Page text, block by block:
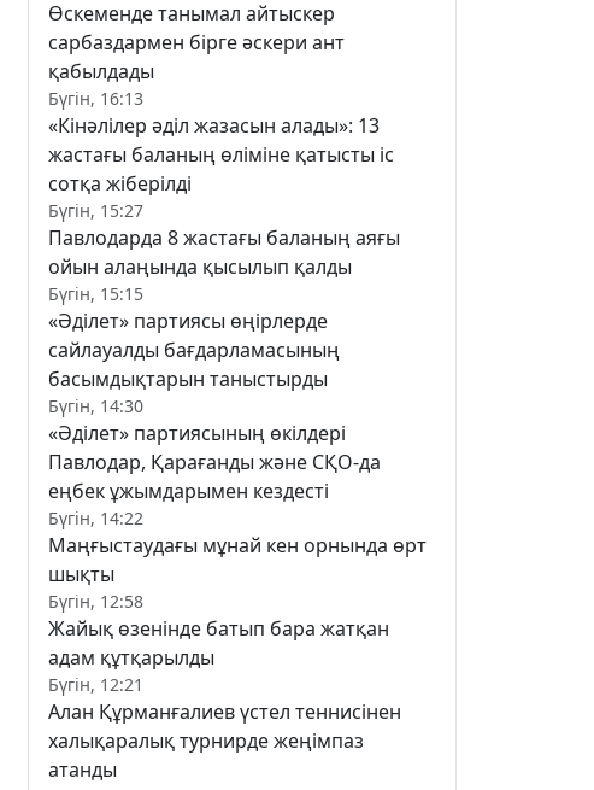
Өскеменде танымал айтыскер
сарбаздармен бірге әскери ант
қабылдады
Бүгін, 16:13
«Кінәлілер әділ жазасын алады»: 13
жастағы баланың өліміне қатысты іс
сотқа жіберілді
Бүгін, 15:27
Павлодарда 8 жастағы баланың аяғы
ойын алаңында қысылып қалды
Бүгін, 15:15
«Әділет» партиясы өңірлерде
сайлауалды бағдарламасының
басымдықтарын таныстырды
Бүгін, 14:30
«Әділет» партиясының өкілдері
Павлодар, Қарағанды және СҚО-да
еңбек ұжымдарымен кездесті
Бүгін, 14:22
Маңғыстаудағы мұнай кен орнында өрт
шықты
Бүгін, 12:58
Жайық өзенінде батып бара жатқан
адам құтқарылды
Бүгін, 12:21
Алан Құрманғалиев үстел теннисінен
халықаралық турнирде жеңімпаз
атанды